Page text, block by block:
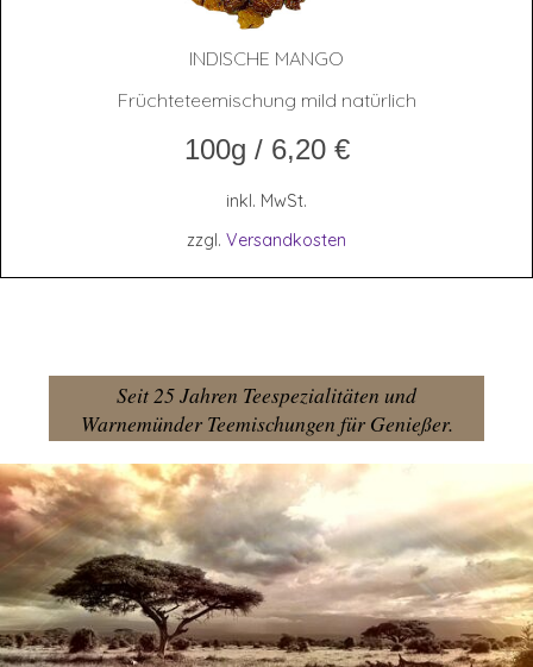
INDI­SCHE MANGO
Früchteteemischung mild natürlich
100g / 6,20 €
inkl. MwSt.
zzgl. Versandkosten
Seit 25 Jahren Teespezialitäten und
Warnemünder Teemischungen für Genießer.